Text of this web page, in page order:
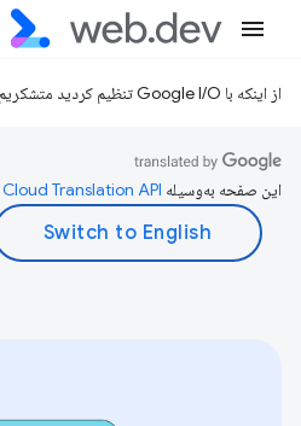
از اینکه با Google I/O تنظیم کردید متشکریم!
این صفحه به‌وسیله